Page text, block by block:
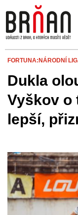
FORTUNA:NÁRODNÍ
Dukla
Vyškov o
lepší,